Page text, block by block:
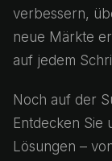
verbessern,
neue Märkte
auf jedem
Noch auf der
Entdecken Sie
Lösungen –